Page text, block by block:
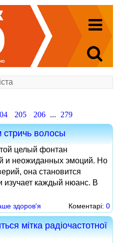
205 206 ... 279
волосы
целый фонтан
и неожиданных эмоций. Но
она становится
изучает каждый нюанс. В
здоров'я Коментарі: 0
мітка радіочастотної